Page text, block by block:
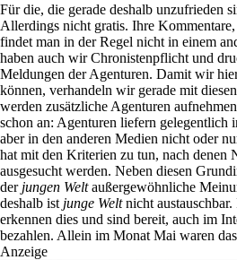
Für die, die gerade deshalb unzufrieden
Allerdings nicht gratis. Ihre
findet man in der Regel nicht in einem
haben auch wir Chronistenpflicht und
Meldungen der Agenturen. Damit wir
können, verhandeln wir gerade mit
werden zusätzliche Agenturen
schon an: Agenturen liefern gelegentlich
aber in den anderen Medien nicht oder
hat mit den Kriterien zu tun, nach denen
ausgesucht werden. Neben diesen
der jungen Weltaußergewöhnliche
deshalb ist junge Weltnicht
erkennen dies und sind bereit, auch im
bezahlen. Allein im Monat Mai waren
Anzeige